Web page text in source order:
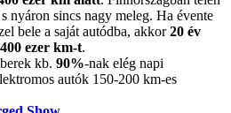
nyáron sincs nagy meleg. Ha évente
bele a saját autódba, akkor20 év
ezer km-t.
kb. 90%-nak elég napi
autók 150-200 km-es